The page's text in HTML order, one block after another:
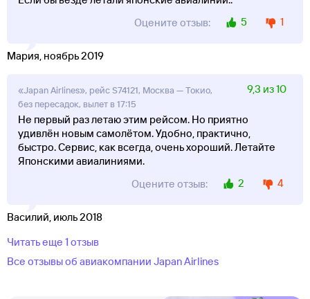
Оцените отзыв:
5 1
Мария, ноябрь 2019
«Japan Airlines», рейс S74121, Москва — Токио,
без пересадок, вылет в 17:15
9,3 из 10
Не первый раз летаю этим рейсом. Но приятно
удивлён новым самолётом. Удобно, практично,
быстро. Сервис, как всегда, очень хороший. Летайте
Японскими авиалиниями.
Оцените отзыв:
2 4
Василий, июль 2018
Читать еще 1 отзыв
Все отзывы об авиакомпании Japan Airlines